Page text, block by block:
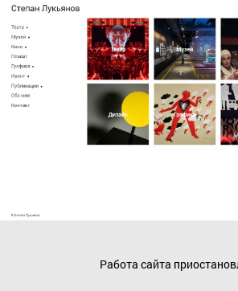
Работа сайта